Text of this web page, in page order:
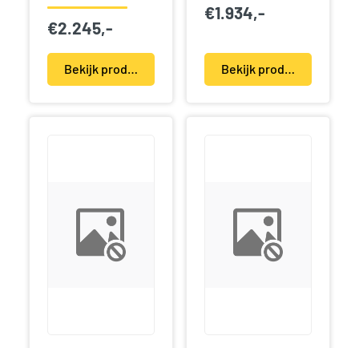
€2.245,-
Bekijk product(en)
€1.934,-
Bekijk product(en)